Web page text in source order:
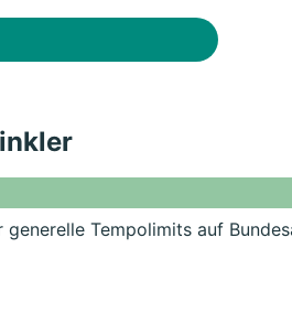
generelle Tempolimits auf